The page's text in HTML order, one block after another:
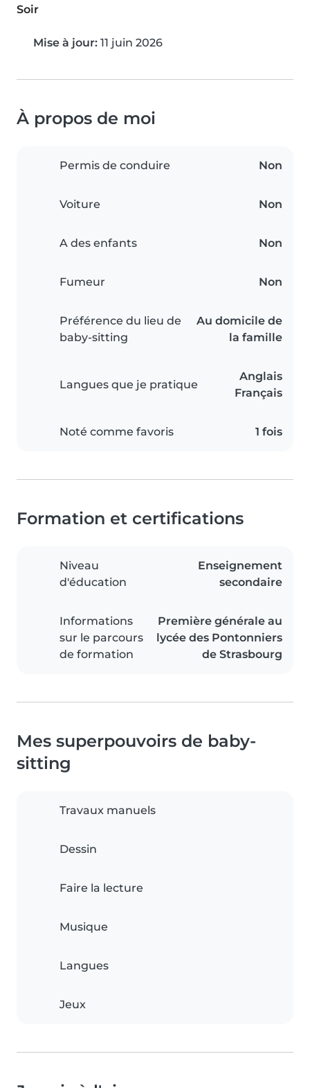
Soir
Mise à jour: 11 juin 2026
À propos de moi
Permis de conduire Non
Voiture Non
A des enfants Non
Fumeur Non
Préférence du lieu de
baby-sitting
Au domicile de
la famille
Langues que je pratique
Anglais
Français
Noté comme favoris 1 fois
Formation et certifications
Niveau
d'éducation
Enseignement
secondaire
Informations
sur le parcours
de formation
Première générale au
lycée des Pontonniers
de Strasbourg
Mes superpouvoirs de baby-
sitting
Travaux manuels
Dessin
Faire la lecture
Musique
Langues
Jeux